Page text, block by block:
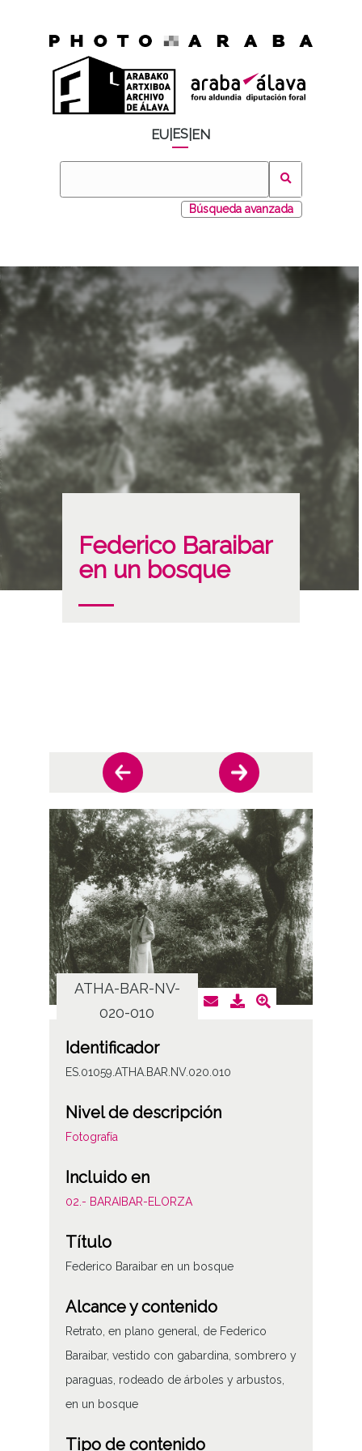
EU ES EN
Búsqueda avanzada
Federico Baraibar
en un bosque
ATHA-BAR-NV-
020-010
Identificador
ES.01059.ATHA.BAR.NV.020.010
Nivel de descripción
Fotografía
Incluido en
02.- BARAIBAR-ELORZA
Título
Federico Baraibar en un bosque
Alcance y contenido
Retrato, en plano general, de Federico
Baraibar, vestido con gabardina, sombrero y
paraguas, rodeado de árboles y arbustos,
en un bosque
Tipo de contenido